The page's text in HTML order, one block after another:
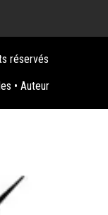
réservés
• Auteur